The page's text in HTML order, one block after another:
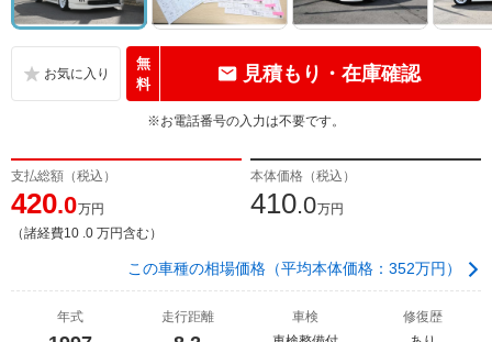
無
料
見積もり・在庫確認
※お電話番号の入力は不要です。
支払総額（税込）
420.0万円
（諸経費10 .0 万円含む）
本体価格（税込）
410.0万円
この車種の相場価格（平均本体価格：352万円）
年式 走行距離
車検
修復歴